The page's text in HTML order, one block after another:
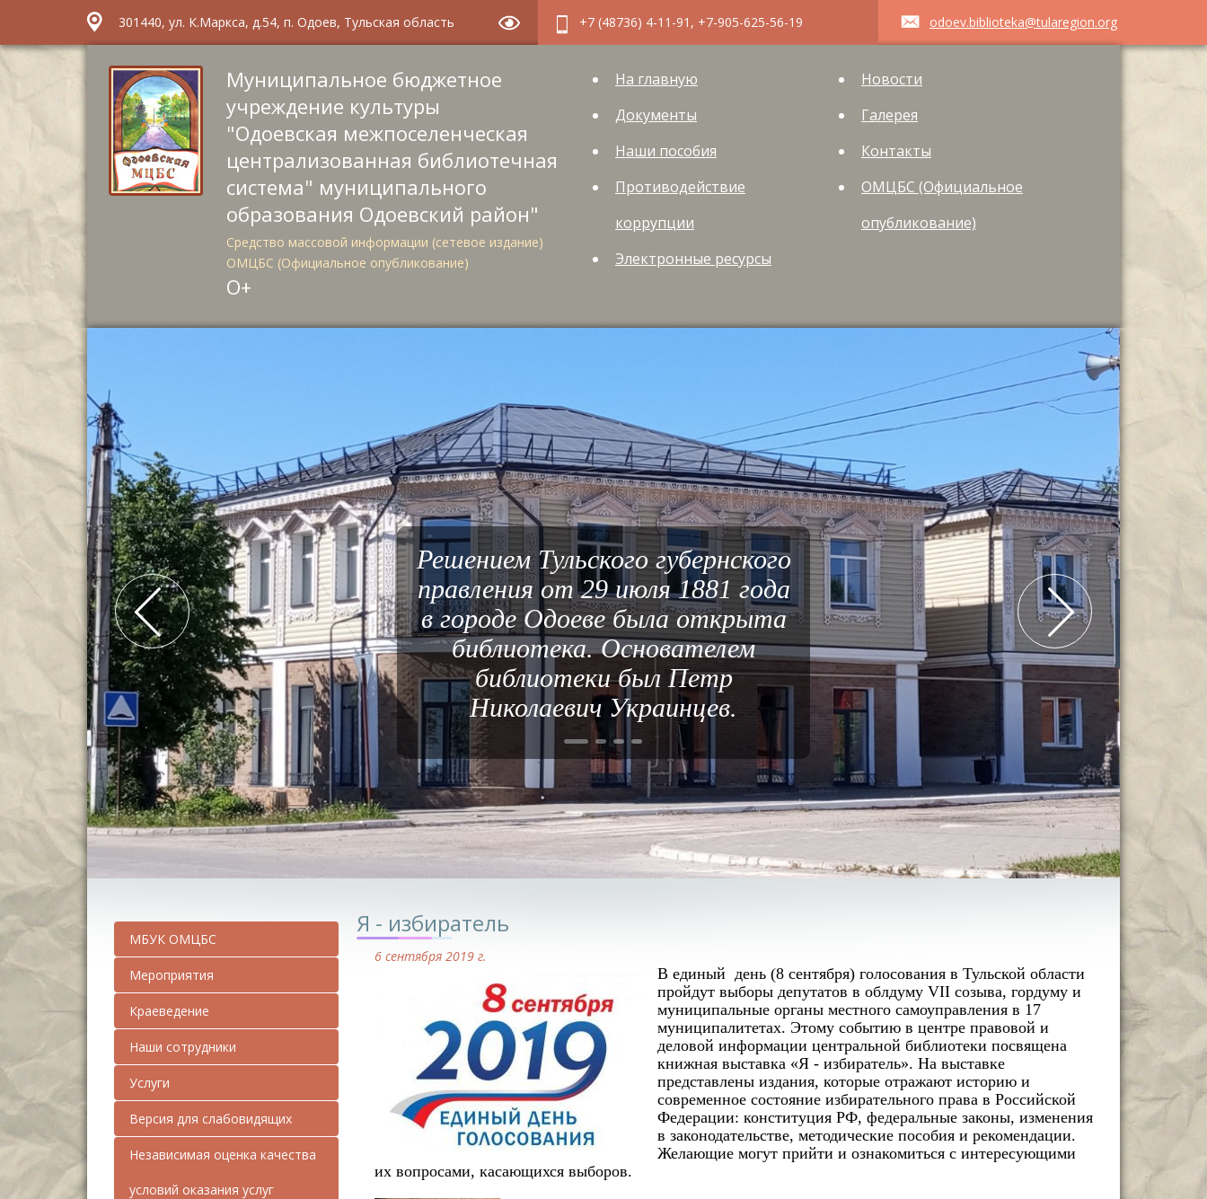
301440, ул. К.Маркса, д.54, п. Одоев, Тульская область +7 (48736) 4-11-91, +7-905-625-56-19 odoev.biblioteka@tularegion.org
Муниципальное бюджетное
учреждение культуры
"Одоевская межпоселенческая
централизованная библиотечная
система" муниципального
образования Одоевский район"
Средство массовой информации (сетевое издание)
ОМЦБС (Официальное опубликование)
О+
На главную
Документы
Наши пособия
Противодействие
коррупции
Электронные ресурсы
Новости
Галерея
Контакты
ОМЦБС (Официальное
опубликование)
Решением Тульского губернского
правления от 29 июля 1881 года
в городе Одоеве была открыта
библиотека. Основателем
библиотеки был Петр
Николаевич Украинцев.
МБУК ОМЦБС
Мероприятия
Краеведение
Наши сотрудники
Услуги
Версия для слабовидящих
Независимая оценка качества
условий оказания услуг
Я - избиратель
6 сентября 2019 г.
В единый день (8 сентября) голосования в Тульской области
пройдут выборы депутатов в облдуму VII созыва, гордуму и
муниципальные органы местного самоуправления в 17
муниципалитетах. Этому событию в центре правовой и
деловой информации центральной библиотеки посвящена
книжная выставка «Я - избиратель». На выставке
представлены издания, которые отражают историю и
современное состояние избирательного права в Российской
Федерации: конституция РФ, федеральные законы, изменения
в законодательстве, методические пособия и рекомендации.
Желающие могут прийти и ознакомиться с интересующими
их вопросами, касающихся выборов.